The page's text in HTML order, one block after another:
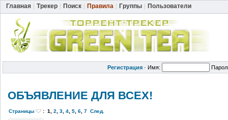
Главная Трекер Поиск Правила Группы Пользователи
Регистрация · Имя:
ОБЪЯВЛЕНИЕ ДЛЯ ВСЕХ!
Страницы : 1 2 3 4 5 6 7 След.